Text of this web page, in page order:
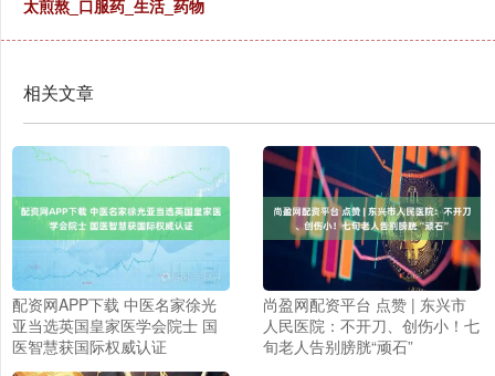
太煎熬_口服药_生活_药物
相关文章
配资网APP下载 中医名家徐光
亚当选英国皇家医学会院士 国
医智慧获国际权威认证
尚盈网配资平台 点赞 | 东兴市
人民医院：不开刀、创伤小！七
旬老人告别膀胱“顽石”